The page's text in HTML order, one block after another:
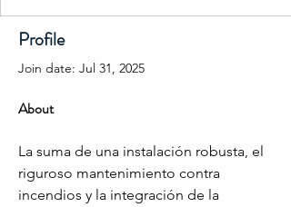
Profile
Join date: Jul 31, 2025
About
La suma de una instalación robusta, el
riguroso mantenimiento contra
incendios y la integración de la